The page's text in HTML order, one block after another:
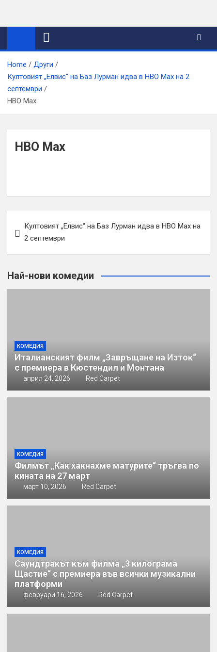
content
Home
Други
Култовият „Елвис“ на Баз Лурман идва в HBO Max на 2
септември
HBO Max
HBO Max
Култовият „Елвис“ на Баз Лурман идва в HBO Max на
2 септември
Най-нови комедии
КОМЕДИЯ
Италианският филм „Завръщане на Изток“
с премиера в Кюстендил и Монтана
април 24, 2026 Red Carpet
КОМЕДИЯ
Филмът „Как хакнахме матурите“ тръгва по
кината на 27 март
март 10, 2026 Red Carpet
КОМЕДИЯ
Саундтракът към филма „3 килограма
Щастие“ с премиера във всички музикални
платформи
февруари 16, 2026 Red Carpet